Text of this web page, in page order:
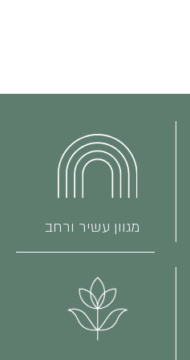
מגוון עשיר ורחב